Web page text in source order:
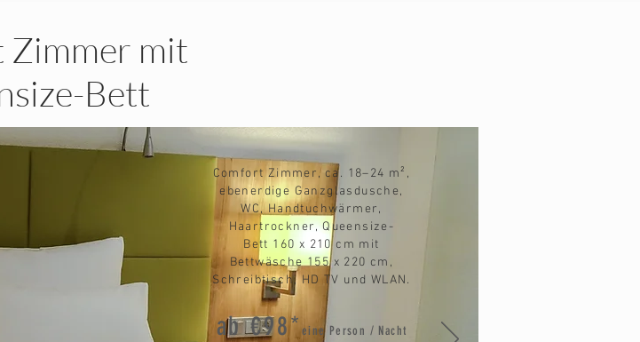
mit
Bett
Comfort Zimmer, ca. 18–24 m²,
ebenerdige Ganzglasdusche,
WC, Handtuchwärmer,
Haartrockner, Queensize-
Bett 160 x 210 cm mit
Bettwäsche 155 x 220 cm,
Schreibtisch, HD TV und WLAN.
ab €98*eine Person / Nacht